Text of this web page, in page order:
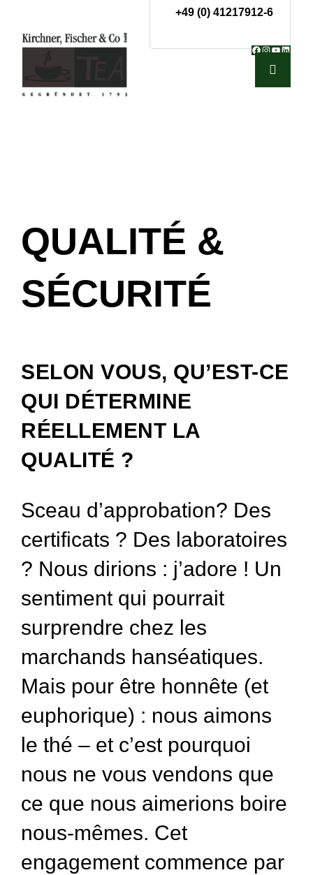
+49 (0) 41217912-6
Facebook
Instagram
YouTube
QUALITÉ &
SÉCURITÉ
SELON VOUS, QU’EST-CE
QUI DÉTERMINE
RÉELLEMENT LA
QUALITÉ ?
Sceau d’approbation? Des
certificats ? Des laboratoires
? Nous dirions : j’adore ! Un
sentiment qui pourrait
surprendre chez les
marchands hanséatiques.
Mais pour être honnête (et
euphorique) : nous aimons
le thé – et c’est pourquoi
nous ne vous vendons que
ce que nous aimerions boire
nous-mêmes. Cet
engagement commence par